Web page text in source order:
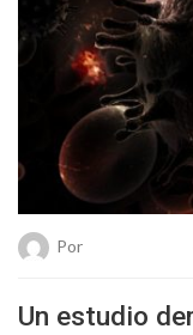
Por
Un estudio